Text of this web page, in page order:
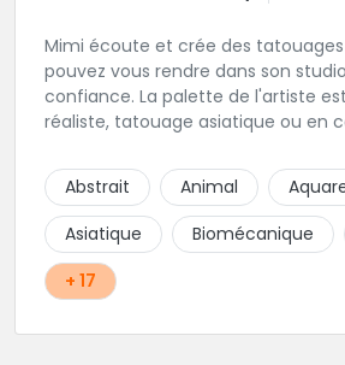
Mimi écoute et crée des tatouages
pouvez vous rendre dans son
confiance. La palette de l'artiste
réaliste, tatouage asiatique ou en
construire un projet qui vous
Abstrait Animal
Asiatique
Biomécanique
+ 17